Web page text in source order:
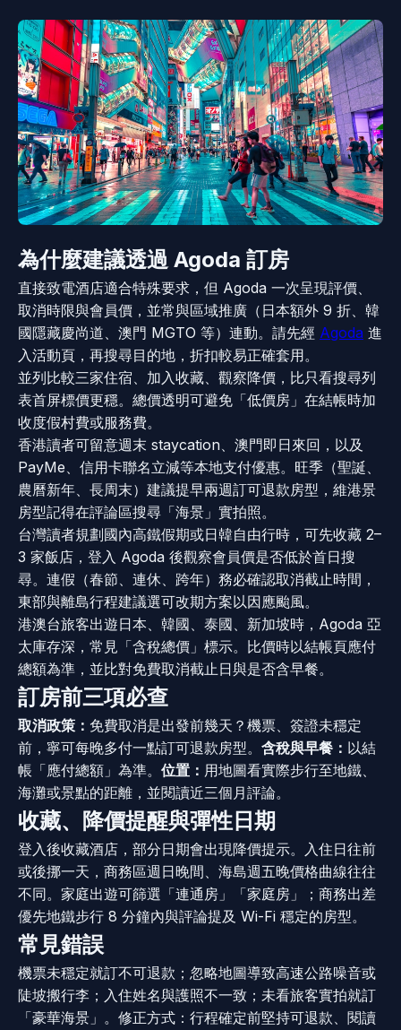
為什麼建議透過 Agoda 訂房
直接致電酒店適合特殊要求，但 Agoda 一次呈現評價、
取消時限與會員價，並常與區域推廣（日本額外 9 折、韓
國隱藏慶尚道、澳門 MGTO 等）連動。請先經 Agoda 進
入活動頁，再搜尋目的地，折扣較易正確套用。
並列比較三家住宿、加入收藏、觀察降價，比只看搜尋列
表首屏標價更穩。總價透明可避免「低價房」在結帳時加
收度假村費或服務費。
香港讀者可留意週末 staycation、澳門即日來回，以及
PayMe、信用卡聯名立減等本地支付優惠。旺季（聖誕、
農曆新年、長周末）建議提早兩週訂可退款房型，維港景
房型記得在評論區搜尋「海景」實拍照。
台灣讀者規劃國內高鐵假期或日韓自由行時，可先收藏 2–
3 家飯店，登入 Agoda 後觀察會員價是否低於首日搜
尋。連假（春節、連休、跨年）務必確認取消截止時間，
東部與離島行程建議選可改期方案以因應颱風。
港澳台旅客出遊日本、韓國、泰國、新加坡時，Agoda 亞
太庫存深，常見「含稅總價」標示。比價時以結帳頁應付
總額為準，並比對免費取消截止日與是否含早餐。
訂房前三項必查
取消政策： 免費取消是出發前幾天？機票、簽證未穩定
前，寧可每晚多付一點訂可退款房型。 含稅與早餐： 以結
帳「應付總額」為準。 位置： 用地圖看實際步行至地鐵、
海灘或景點的距離，並閱讀近三個月評論。
收藏、降價提醒與彈性日期
登入後收藏酒店，部分日期會出現降價提示。入住日往前
或後挪一天，商務區週日晚間、海島週五晚價格曲線往往
不同。家庭出遊可篩選「連通房」「家庭房」；商務出差
優先地鐵步行 8 分鐘內與評論提及 Wi-Fi 穩定的房型。
常見錯誤
機票未穩定就訂不可退款；忽略地圖導致高速公路噪音或
陡坡搬行李；入住姓名與護照不一致；未看旅客實拍就訂
「豪華海景」。修正方式：行程確定前堅持可退款、閱讀